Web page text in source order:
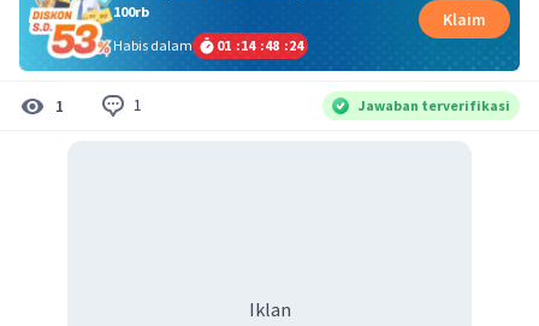
100rb
Habis dalam
01 :14 :48 :24
Klaim
1 1 Jawaban terverifikasi
Iklan